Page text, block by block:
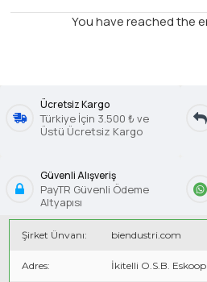
You have reached the
Ücretsiz Kargo
Türkiye İçin 3.500 ₺ ve
Üstü Ücretsiz Kargo
Güvenli Alışveriş
PayTR Güvenli Ödeme
Altyapısı
Şirket Ünvanı: biendustri.com
Adres: İkitelli O.S.B.